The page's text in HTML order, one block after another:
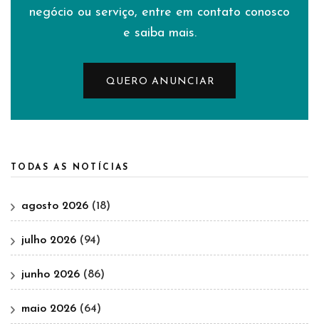
negócio ou serviço, entre em contato conosco
e saiba mais.
QUERO ANUNCIAR
TODAS AS NOTÍCIAS
agosto 2026 (18)
julho 2026 (94)
junho 2026 (86)
maio 2026 (64)